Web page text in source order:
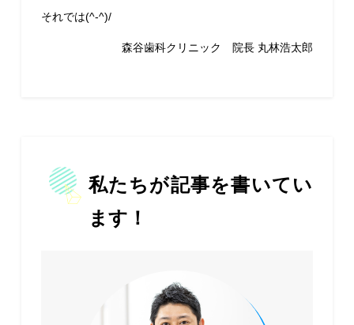
それでは(^-^)/
森谷歯科クリニック 院長 丸林浩太郎
私たちが記事を書いてい
ます！